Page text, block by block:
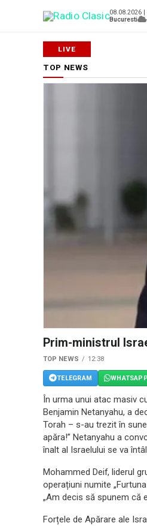
08.08.2026 |
Bucuresti
TOP NEWS
Prim-ministrul
TOP NEWS 12:38
TELEGRAM WHATSAPP
În urma unui atac masiv
Benjamin Netanyahu, a
Torah – s-au trezit în
apăra!” Netanyahu a
înalt al Israelului se va
Mohammed Deif, liderul
operațiuni numite
„Am decis să spunem că
Forțele de Apărare ale